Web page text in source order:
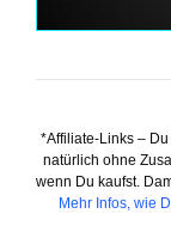
*Affiliate-Links –
natürlich ohne
wenn Du kaufst.
Mehr Infos, wie